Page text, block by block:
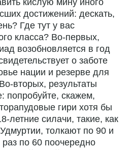
кислую мину иного
достижений: дескать,
Где тут у вас
класса? Во-первых,
возобновляется в год
о заботе
нации и резерве для
вторых, результаты
попробуйте, скажем,
гири хотя бы
летние силачи, такие, как
толкают по 90 и
по 60 поочередно